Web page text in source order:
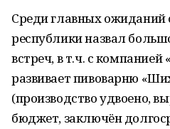
Среди главных ожиданий
республики назвал
встреч, в т.ч. с компанией
развивает пивоварню
(производство удвоено,
бюджет, заключён